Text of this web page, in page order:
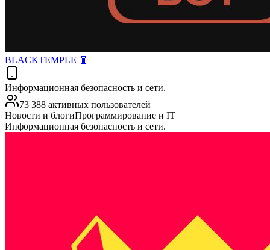
BLACKTEMPLE 🧧
Информационная безопасность и сети.
73 388 активных пользователей
Новости и блогиПрограммирование и IT
Информационная безопасность и сети.